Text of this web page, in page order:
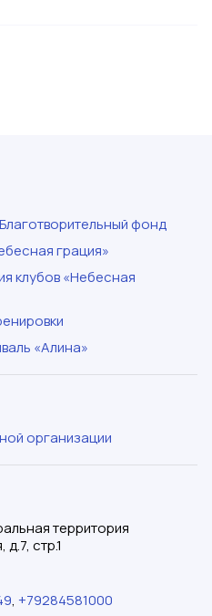
Благотворительный фонд
грация»
клубов «Небесная
«Алина»
организации
территория
стр.1
, +79284581000